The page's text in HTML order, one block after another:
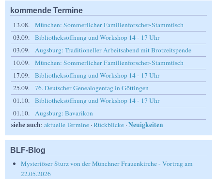
kommende Termine
13.08.
München: Sommerlicher Familienforscher-Stammtisch
03.09.
Bibliotheksöffnung und Workshop 14 - 17 Uhr
03.09.
Augsburg: Traditioneller Arbeitsabend mit Brotzeitspende
10.09.
München: Sommerlicher Familienforscher-Stammtisch
17.09.
Bibliotheksöffnung und Workshop 14 - 17 Uhr
25.09.
76. Deutscher Genealogentag in Göttingen
01.10.
Bibliotheksöffnung und Workshop 14 - 17 Uhr
01.10.
Augsburg: Bavarikon
siehe auch: aktuelle Termine ·Rückblicke ·Neuigkeiten
BLF-Blog
Mysteriöser Sturz von der Münchner Frauenkirche - Vortrag am
22.05.2026